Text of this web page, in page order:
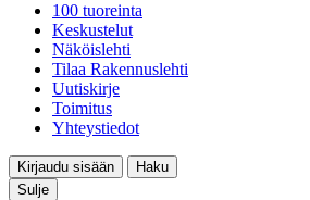
100 tuoreinta
Keskustelut
Näköislehti
Tilaa Rakennuslehti
Uutiskirje
Toimitus
Yhteystiedot
Kirjaudu sisään
Haku
Sulje